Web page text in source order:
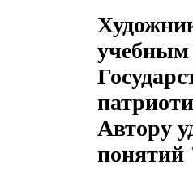
учебным
Автору